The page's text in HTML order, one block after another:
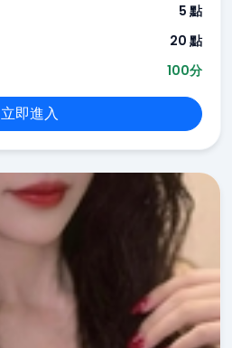
5 點
20 點
100分
立即進入